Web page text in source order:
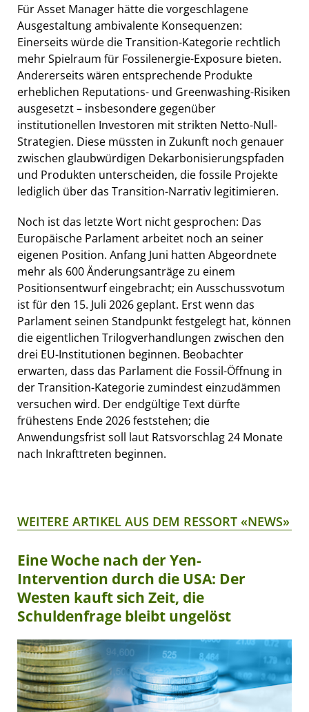
Für Asset Manager hätte die vorgeschlagene
Ausgestaltung ambivalente Konsequenzen:
Einerseits würde die Transition-Kategorie rechtlich
mehr Spielraum für Fossilenergie-Exposure bieten.
Andererseits wären entsprechende Produkte
erheblichen Reputations- und Greenwashing-Risiken
ausgesetzt – insbesondere gegenüber
institutionellen Investoren mit strikten Netto-Null-
Strategien. Diese müssten in Zukunft noch genauer
zwischen glaubwürdigen Dekarbonisierungspfaden
und Produkten unterscheiden, die fossile Projekte
lediglich über das Transition-Narrativ legitimieren.
Noch ist das letzte Wort nicht gesprochen: Das
Europäische Parlament arbeitet noch an seiner
eigenen Position. Anfang Juni hatten Abgeordnete
mehr als 600 Änderungsanträge zu einem
Positionsentwurf eingebracht; ein Ausschussvotum
ist für den 15. Juli 2026 geplant. Erst wenn das
Parlament seinen Standpunkt festgelegt hat, können
die eigentlichen Trilogverhandlungen zwischen den
drei EU-Institutionen beginnen. Beobachter
erwarten, dass das Parlament die Fossil-Öffnung in
der Transition-Kategorie zumindest einzudämmen
versuchen wird. Der endgültige Text dürfte
frühestens Ende 2026 feststehen; die
Anwendungsfrist soll laut Ratsvorschlag 24 Monate
nach Inkrafttreten beginnen.
WEITERE ARTIKEL AUS DEM RESSORT «NEWS»
Eine Woche nach der Yen-
Intervention durch die USA: Der
Westen kauft sich Zeit, die
Schuldenfrage bleibt ungelöst